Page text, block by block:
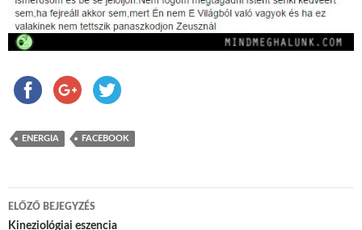
ENERGIA FACEBOOK
ELŐZŐ BEJEGYZÉS
Kineziológiai eszencia